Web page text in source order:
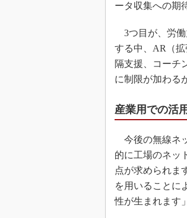
ータ収集への期
3つ目が、労働
する中、AR（
隔支援、コーチ
に制限が加わる
産業用での活
今後の無線ネ
的に工場のネッ
点が求められま
を用いることに
性が生まれます